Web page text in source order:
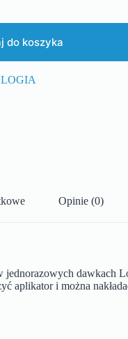
do koszyka
Opinie (0)
dawkach
aplikator i można